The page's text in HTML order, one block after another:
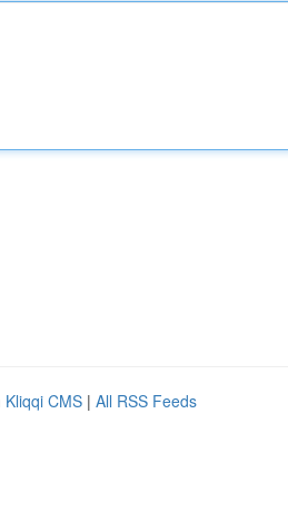
Kliqqi CMS | All RSS Feeds